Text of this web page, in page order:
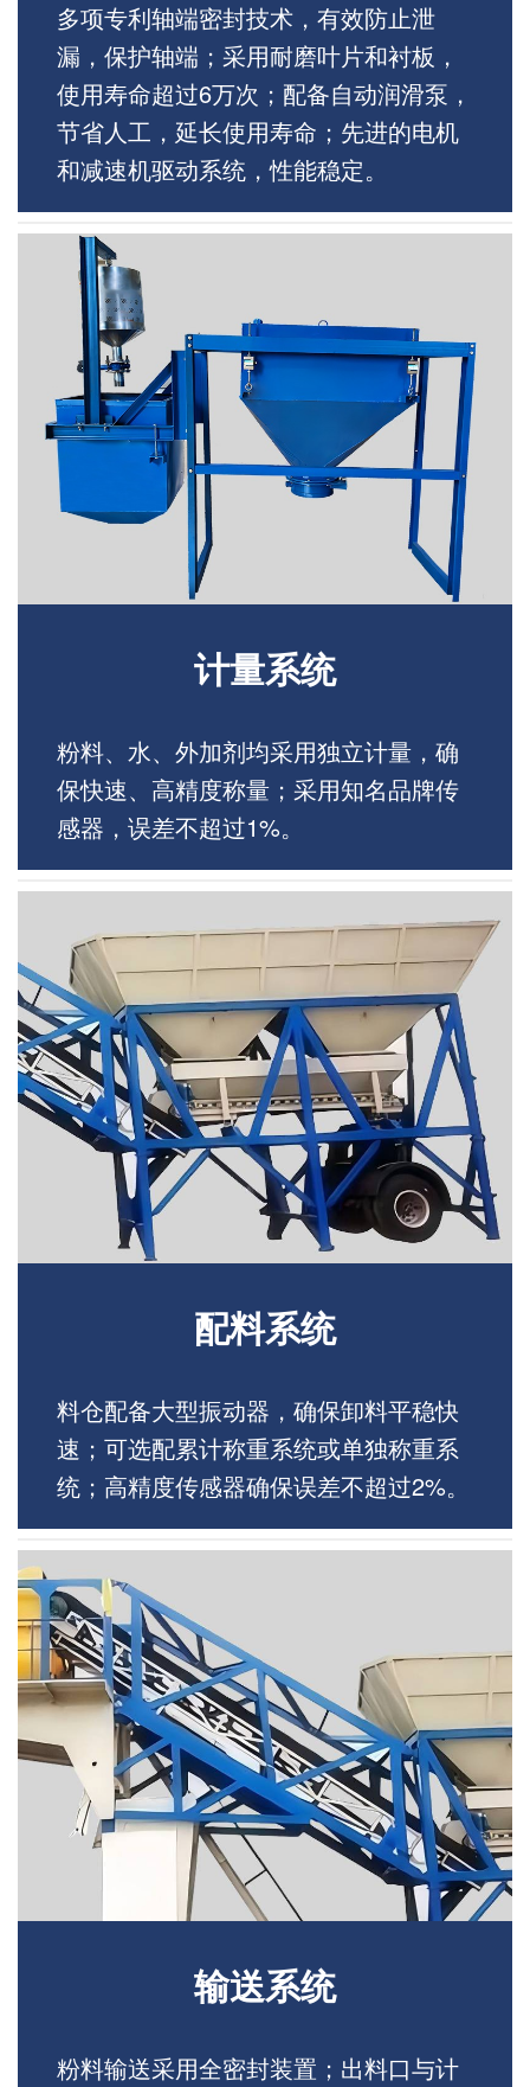
多项专利轴端密封技术，有效防止泄
漏，保护轴端；采用耐磨叶片和衬板，
使用寿命超过6万次；配备自动润滑泵，
节省人工，延长使用寿命；先进的电机
和减速机驱动系统，性能稳定。
计量系统
粉料、水、外加剂均采用独立计量，确
保快速、高精度称量；采用知名品牌传
感器，误差不超过1%。
配料系统
料仓配备大型振动器，确保卸料平稳快
速；可选配累计称重系统或单独称重系
统；高精度传感器确保误差不超过2%。
输送系统
粉料输送采用全密封装置；出料口与计